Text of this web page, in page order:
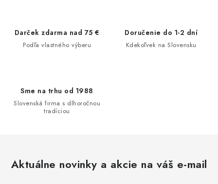
Darček zdarma nad 75 €
Podľa vlastného výberu
Doručenie do 1-2 dní
Kdekoľvek na Slovensku
Sme na trhu od 1988
Slovenská firma s dlhoročnou
tradíciou
Aktuálne novinky a akcie na váš e-mail